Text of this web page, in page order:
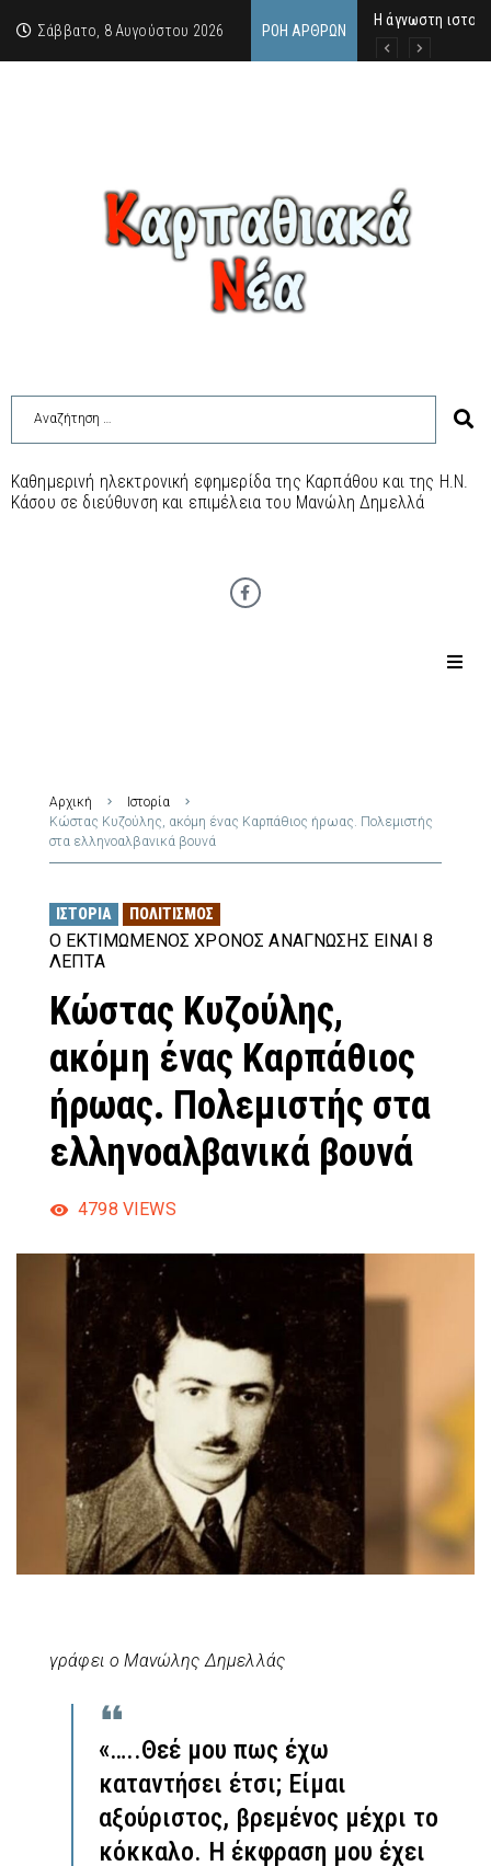
Σάββατο, 8 Αυγούστου 2026 ΡΟΉ ΆΡΘΡΩΝ
Η άγνωστη
Νέος
Σύγκληση
Καθημερινή ηλεκτρονική εφημερίδα της Καρπάθου και της Η.Ν.
Κάσου σε διεύθυνση και επιμέλεια του Μανώλη Δημελλά
Αρχική
Ιστορία
Κώστας Κυζούλης, ακόμη ένας Καρπάθιος ήρωας. Πολεμιστής
στα ελληνοαλβανικά βουνά
ΙΣΤΟΡΊΑ ΠΟΛΙΤΙΣΜΌΣ
Ο ΕΚΤΙΜΏΜΕΝΟΣ ΧΡΌΝΟΣ ΑΝΆΓΝΩΣΗΣ ΕΊΝΑΙ 8
ΛΕΠΤΆ
Κώστας Κυζούλης,
ακόμη ένας Καρπάθιος
ήρωας. Πολεμιστής στα
ελληνοαλβανικά βουνά
4798 VIEWS
γράφει ο Μανώλης Δημελλάς
«…..Θεέ μου πως έχω
καταντήσει έτσι; Είμαι
αξούριστος, βρεμένος μέχρι το
κόκκαλο. Η έκφραση μου έχει